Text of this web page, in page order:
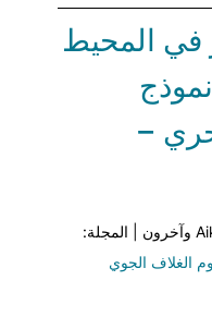
في المحيط
–
الغلاف الجوي